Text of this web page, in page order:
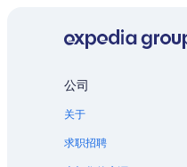
西耶里的酒店
公司
关于
求职招聘